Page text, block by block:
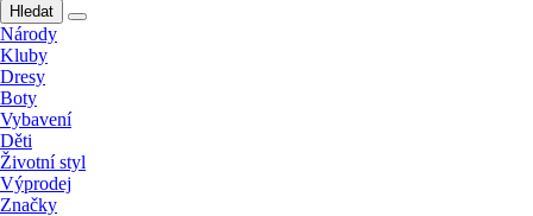
Hledat
Národy
Kluby
Dresy
Boty
Vybavení
Děti
Životní styl
Výprodej
Značky